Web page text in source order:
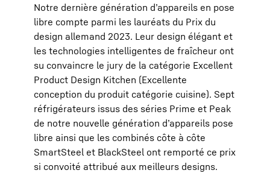
Notre dernière génération d’appareils en pose
libre compte parmi les lauréats du Prix du
design allemand 2023. Leur design élégant et
les technologies intelligentes de fraîcheur ont
su convaincre le jury de la catégorie Excellent
Product Design Kitchen (Excellente
conception du produit catégorie cuisine). Sept
réfrigérateurs issus des séries Prime et Peak
de notre nouvelle génération d’appareils pose
libre ainsi que les combinés côte à côte
SmartSteel et BlackSteel ont remporté ce prix
si convoité attribué aux meilleurs designs.